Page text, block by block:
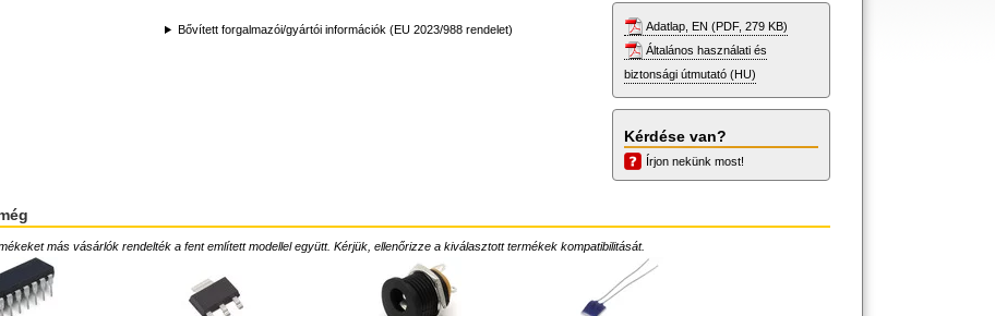
Bővített forgalmazói/gyártói információk (EU 2023/988 rendelet)
Adatlap, EN (PDF, 279 KB)
Általános használati és
biztonsági útmutató (HU)
Kérdése van?
Írjon nekünk most!
más vásárlók rendelték a fent említett modellel együtt. Kérjük, ellenőrizze a kiválasztott termékek kompatibilitását.